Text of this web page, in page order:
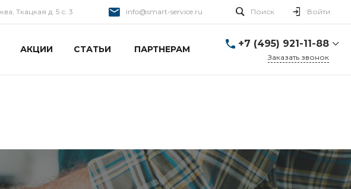
Ткацкая д. 5 с. 3 info@smart-service.ru Поиск Войти
АКЦИИ СТАТЬИ ПАРТНЕРАМ
+7 (495) 921-11-88
Заказать звонок